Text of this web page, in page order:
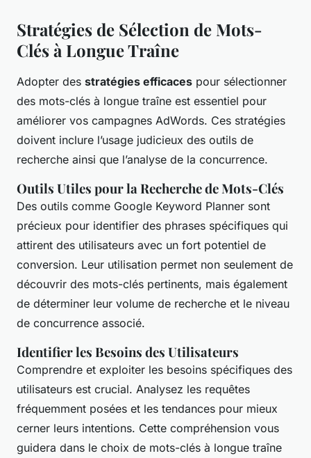
Stratégies de Sélection de Mots-
Clés à Longue Traîne
Adopter des stratégies efficaces pour sélectionner
des mots-clés à longue traîne est essentiel pour
améliorer vos campagnes AdWords. Ces stratégies
doivent inclure l’usage judicieux des outils de
recherche ainsi que l’analyse de la concurrence.
Outils Utiles pour la Recherche de Mots-Clés
Des outils comme Google Keyword Planner sont
précieux pour identifier des phrases spécifiques qui
attirent des utilisateurs avec un fort potentiel de
conversion. Leur utilisation permet non seulement de
découvrir des mots-clés pertinents, mais également
de déterminer leur volume de recherche et le niveau
de concurrence associé.
Identifier les Besoins des Utilisateurs
Comprendre et exploiter les besoins spécifiques des
utilisateurs est crucial. Analysez les requêtes
fréquemment posées et les tendances pour mieux
cerner leurs intentions. Cette compréhension vous
guidera dans le choix de mots-clés à longue traîne